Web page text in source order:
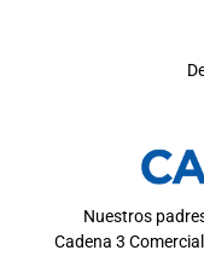
Nuestros
Cadena 3 Comercial